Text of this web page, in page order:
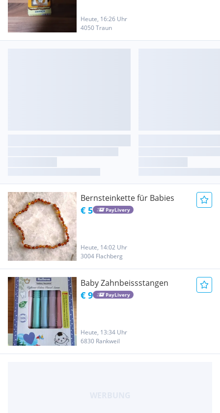
Heute, 16:26 Uhr
4050 Traun
Bernsteinkette für Babies
€ 5 PayLivery
Heute, 14:02 Uhr
3004 Flachberg
Baby Zahnbeissstangen
€ 9 PayLivery
Heute, 13:34 Uhr
6830 Rankweil